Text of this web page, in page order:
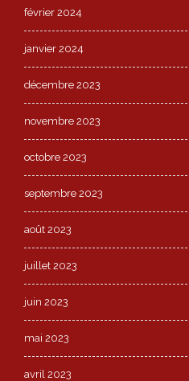
février 2024
janvier 2024
décembre 2023
novembre 2023
octobre 2023
septembre 2023
août 2023
juillet 2023
juin 2023
mai 2023
avril 2023